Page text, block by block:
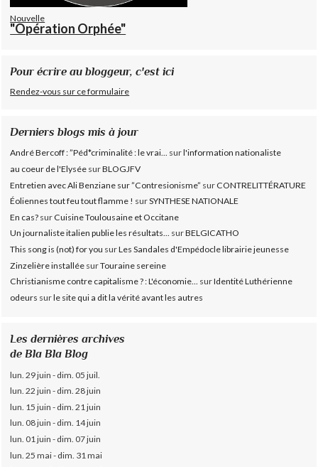
Nouvelle
"Opération Orphée"
Pour écrire au bloggeur, c'est ici
Rendez-vous sur ce formulaire
Derniers blogs mis à jour
André Bercoff : ”Péd*criminalité : le vrai... surl'information nationaliste
au coeur de l'Elysée surBLOGJFV
Entretien avec Ali Benziane sur ”Contresionisme” surCONTRELITTÉRATURE
Éoliennes tout feu tout flamme ! surSYNTHESE NATIONALE
En cas? surCuisine Toulousaine et Occitane
Un journaliste italien publie les résultats... surBELGICATHO
This song is (not) for you surLes Sandales d'Empédocle librairie jeunesse
Zinzelière installée surTouraine sereine
Christianisme contre capitalisme ? : L'économie... surIdentité Luthérienne
odeurs surle site qui a dit la vérité avant les autres
Les dernières archives
de Bla Bla Blog
lun. 29 juin - dim. 05 juil.
lun. 22 juin - dim. 28 juin
lun. 15 juin - dim. 21 juin
lun. 08 juin - dim. 14 juin
lun. 01 juin - dim. 07 juin
lun. 25 mai - dim. 31 mai